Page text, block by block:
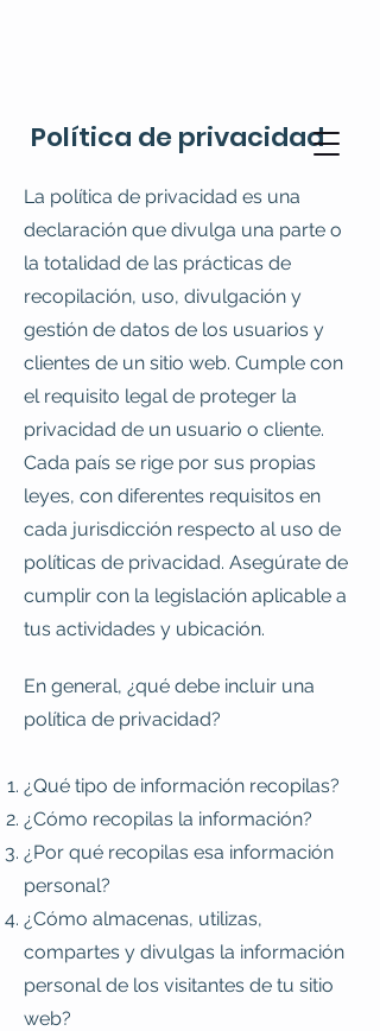
Política de privacidad
La política de privacidad es una
declaración que divulga una parte o
la totalidad de las prácticas de
recopilación, uso, divulgación y
gestión de datos de los usuarios y
clientes de un sitio web. Cumple con
el requisito legal de proteger la
privacidad de un usuario o cliente.
Cada país se rige por sus propias
leyes, con diferentes requisitos en
cada jurisdicción respecto al uso de
políticas de privacidad. Asegúrate de
cumplir con la legislación aplicable a
tus actividades y ubicación.
En general, ¿qué debe incluir una
política de privacidad?
¿Qué tipo de información recopilas?
¿Cómo recopilas la información?
¿Por qué recopilas esa información
personal?
¿Cómo almacenas, utilizas,
compartes y divulgas la información
personal de los visitantes de tu sitio
web?